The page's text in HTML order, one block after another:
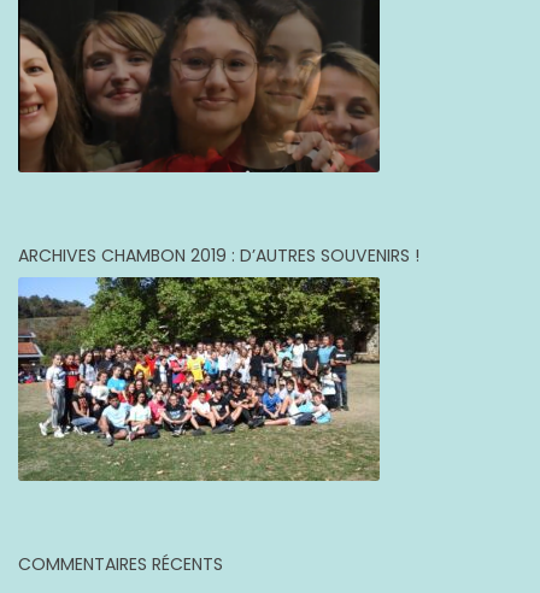
ARCHIVES CHAMBON 2019 : D’AUTRES SOUVENIRS !
COMMENTAIRES RÉCENTS